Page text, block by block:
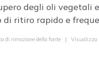
degli oli vegetali
di ritiro rapido e
di rimozione della fonte | Visualizza